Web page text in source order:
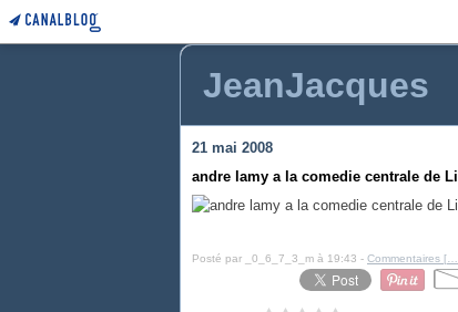
JeanJacques
21 mai 2008
andre lamy a la comedie centrale de
Posté par _0_6_7_3_m à 19:43 - Commentaires [